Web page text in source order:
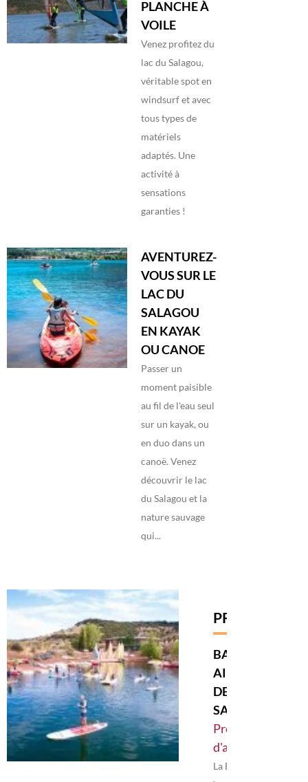
PLANCHE À
VOILE
Venez profitez du
lac du Salagou,
véritable spot en
windsurf et avec
tous types de
matériels
adaptés. Une
activité à
sensations
garanties !
AVENTUREZ-
VOUS SUR LE
LAC DU
SALAGOU
EN KAYAK
OU CANOE
Passer un
moment paisible
au fil de l'eau seul
sur un kayak, ou
en duo dans un
canoë. Venez
découvrir le lac
du Salagou et la
nature sauvage
qui...
PRESTATAIRE
BASE DE PLEIN
AIR -
DESTINATION
SALAGOU
Prestataires
d'activités
La Base est située au